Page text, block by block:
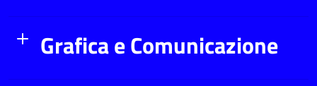
Grafica e Comunicazione